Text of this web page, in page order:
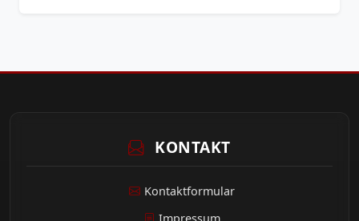
KONTAKT
Kontaktformular